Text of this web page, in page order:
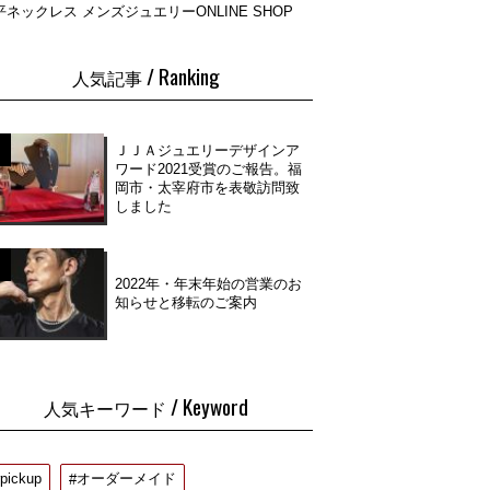
ネックレス メンズジュエリーONLINE SHOP
人気記事/ Ranking
ＪＪＡジュエリーデザインア
ワード2021受賞のご報告。福
岡市・太宰府市を表敬訪問致
しました
2022年・年末年始の営業のお
知らせと移転のご案内
人気キーワード / Keyword
pickup オーダーメイド